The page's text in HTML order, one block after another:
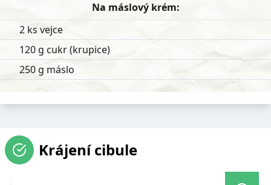
Na máslový krém:
2 ks vejce
120 g cukr (krupice)
250 g máslo
Krájení cibule